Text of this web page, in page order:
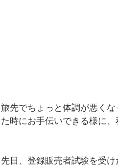
先でちょっと体調が悪く
時にお手伝いできる様に
日、登録販売者試験を受